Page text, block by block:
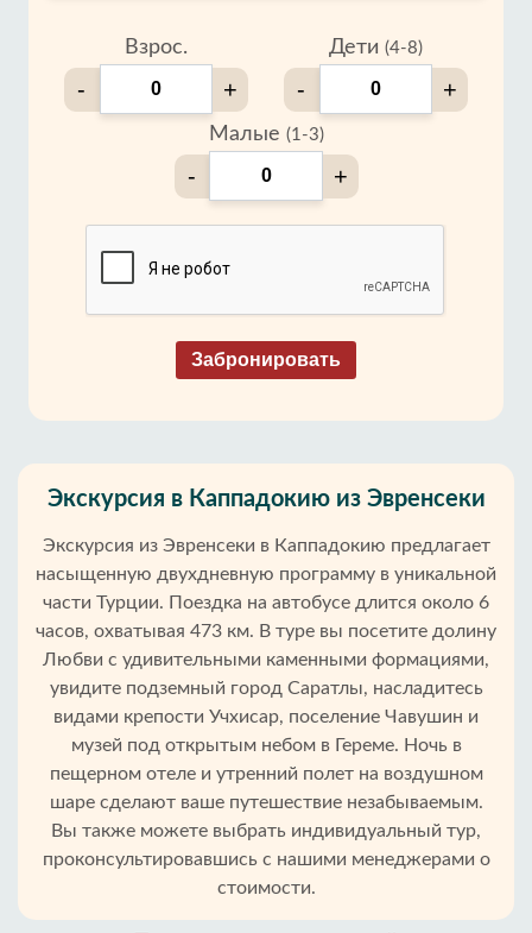
Взрос.
- +
Дети (4-8)
- +
Малые (1-3)
- +
Забронировать
Экскурсия в Каппадокию из Эвренсеки
Экскурсия из Эвренсеки в Каппадокию предлагает
насыщенную двухдневную программу в уникальной
части Турции. Поездка на автобусе длится около 6
часов, охватывая 473 км. В туре вы посетите долину
Любви с удивительными каменными формациями,
увидите подземный город Саратлы, насладитесь
видами крепости Учхисар, поселение Чавушин и
музей под открытым небом в Гереме. Ночь в
пещерном отеле и утренний полет на воздушном
шаре сделают ваше путешествие незабываемым.
Вы также можете выбрать индивидуальный тур,
проконсультировавшись с нашими менеджерами о
стоимости.